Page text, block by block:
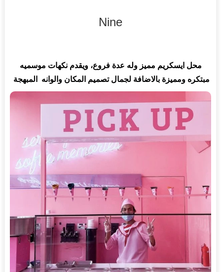
Nine
محل ايسكريم مميز وله عدة فروع، ويقدم نكهات موسميه
مبتكره ومميزة بالاضافة لجمال تصميم المكان والوانه
المبهجة